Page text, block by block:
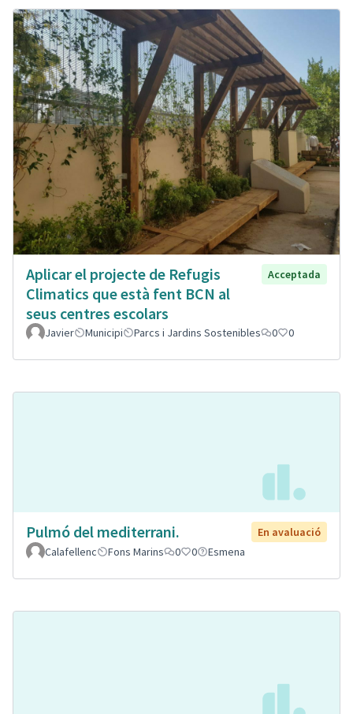
Aplicar el projecte de Refugis
Climatics que està fent BCN al
seus centres escolars
Acceptada
Javier Municipi Parcs i Jardins Sostenibles 0 0
Pulmó del mediterrani.
En avaluació
Calafellenc
Fons Marins 0 0 Esmena